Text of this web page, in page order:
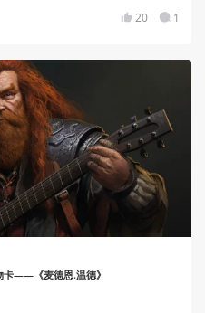
20 1
卡——《麦德恩.温德》